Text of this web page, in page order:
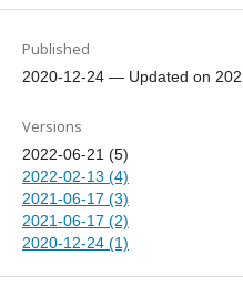
Published
2020-12-24 — Updated on
Versions
2022-06-21 (5)
2022-02-13 (4)
2021-06-17 (3)
2021-06-17 (2)
2020-12-24 (1)